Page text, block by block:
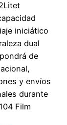
iniciático
dual
de
y envíos
durante
Film